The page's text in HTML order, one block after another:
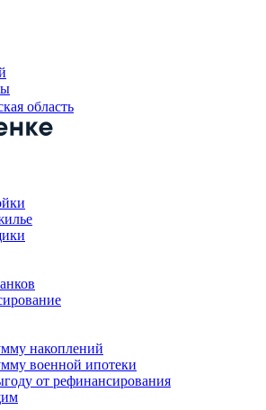
область
накоплений
военной ипотеки
от рефинансирования